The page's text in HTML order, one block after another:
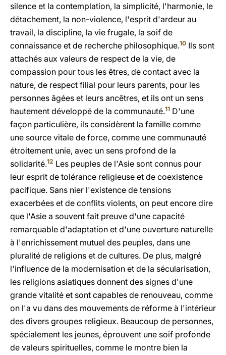
silence et la contemplation, la simplicité, l'harmonie, le
détachement, la non-violence, l'esprit d'ardeur au
travail, la discipline, la vie frugale, la soif de
connaissance et de recherche philosophique.10 Ils sont
attachés aux valeurs de respect de la vie, de
compassion pour tous les êtres, de contact avec la
nature, de respect filial pour leurs parents, pour les
personnes âgées et leurs ancêtres, et ils ont un sens
hautement développé de la communauté.11 D'une
façon particulière, ils considèrent la famille comme
une source vitale de force, comme une communauté
étroitement unie, avec un sens profond de la
solidarité.12 Les peuples de l'Asie sont connus pour
leur esprit de tolérance religieuse et de coexistence
pacifique. Sans nier l'existence de tensions
exacerbées et de conflits violents, on peut encore dire
que l'Asie a souvent fait preuve d'une capacité
remarquable d'adaptation et d'une ouverture naturelle
à l'enrichissement mutuel des peuples, dans une
pluralité de religions et de cultures. De plus, malgré
l'influence de la modernisation et de la sécularisation,
les religions asiatiques donnent des signes d'une
grande vitalité et sont capables de renouveau, comme
on l'a vu dans des mouvements de réforme à l'intérieur
des divers groupes religieux. Beaucoup de personnes,
spécialement les jeunes, éprouvent une soif profonde
de valeurs spirituelles, comme le montre bien la